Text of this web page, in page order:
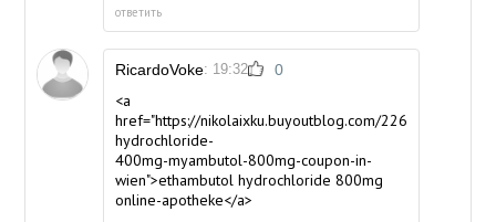
ответить
RicardoVoke: 19:32 0
<a
href="https://nikolaixku.buyoutblog.com/22642232/
hydrochloride-
400mg-myambutol-800mg-coupon-in-
wien">ethambutol hydrochloride 800mg
online-apotheke</a>